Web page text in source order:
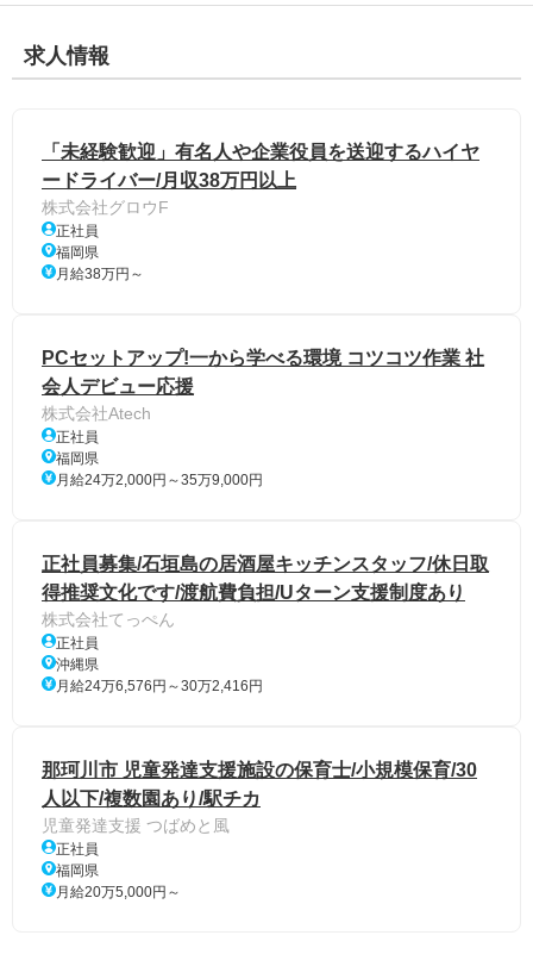
求人情報
「未経験歓迎」有名人や企業役員を送迎するハイヤ
ードライバー/月収38万円以上
株式会社グロウF
正社員
福岡県
月給38万円～
PCセットアップ!一から学べる環境 コツコツ作業 社
会人デビュー応援
株式会社Atech
正社員
福岡県
月給24万2,000円～35万9,000円
正社員募集/石垣島の居酒屋キッチンスタッフ/休日取
得推奨文化です/渡航費負担/Uターン支援制度あり
株式会社てっぺん
正社員
沖縄県
月給24万6,576円～30万2,416円
那珂川市 児童発達支援施設の保育士/小規模保育/30
人以下/複数園あり/駅チカ
児童発達支援 つばめと風
正社員
福岡県
月給20万5,000円～